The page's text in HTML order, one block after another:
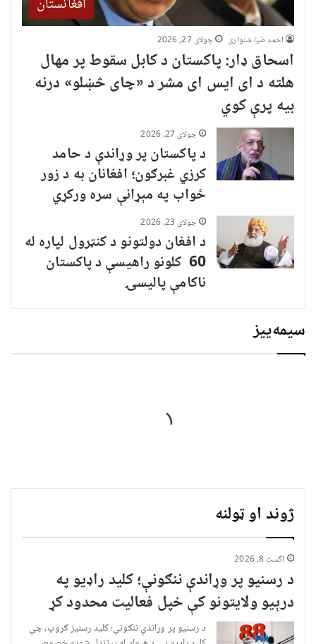
افغانستان
احمد ضیا شنواری جولای 27, 2026
اسحاق ډار: پاکستان د کابل سقوط پر مهال
هلته د ای ایس ای مشر د «چای څښلو» درنه
بیه پرې کوي
جولای 27, 2026
د پاکستان پر وړاندې د حامد
کرزي غبرګون؛ افغانان به د زور
ځواب په مېړانې سره ورکړي
جولای 23, 2026
د افغان دولتونو د کنټرول لپاره له
60 کلونو راهیسې د پاکستان
ناکامې پالیسۍ
سیمه‌ییز
ژوند او ټولنه
اگست 8, 2026
د رسنیو پر وړاندې ننګونې؛ کلید راډیو په
درېیو ولایتونو کې خپل فعالیت محدود کړ
د رسنیو پر وړاندې ننګونې؛ کلید رسنیز ګروپ، چې